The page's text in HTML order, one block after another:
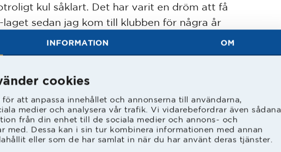
INFORMATION OM
cookies
att anpassa innehållet och annonserna till användarna,
medier och analysera vår trafik. Vi vidarebefordrar även sådana
från din enhet till de sociala medier och annons- och
med. Dessa kan i sin tur kombinera informationen med annan
eller som de har samlat in när du har använt deras tjänster.
kul såklart. Det har varit en dröm att få
laget sedan jag kom till klubben för några år
Det är något jag jobbat för väldigt länge s
roligt att bara få fortsätta min resa nu.
i HBK:s akademi de senaste åren, hur har
ut?